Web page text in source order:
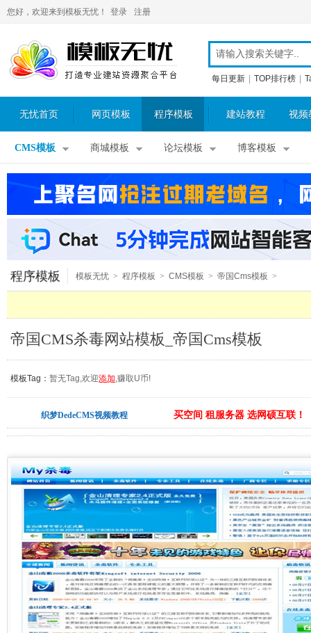
您好，欢迎来到模板无忧！ 登录 注册
每日更新 TOP排行榜
无忧首页 网页模板 程序模板 建站教程 视频
CMS模板 商城模板 论坛模板 博客模板
程序模板 模板无忧 > 程序模板 > CMS模板 > 帝国Cms模板 >
帝国CMS杀毒网站模板_帝国Cms模板
模板Tag： 暂无Tag,欢迎添加,赚取U币!
织梦DedeCMS视频教程 买空间 租服务器 选网硕互联！